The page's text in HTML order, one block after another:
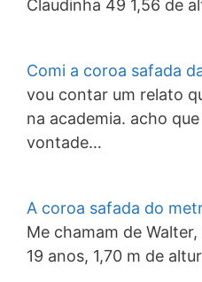
Claudinha 49 1,56 de
Comi a coroa safada
vou contar um relato
na academia. acho
vontade…
A coroa safada do
Me chamam de
19 anos, 1,70 m de